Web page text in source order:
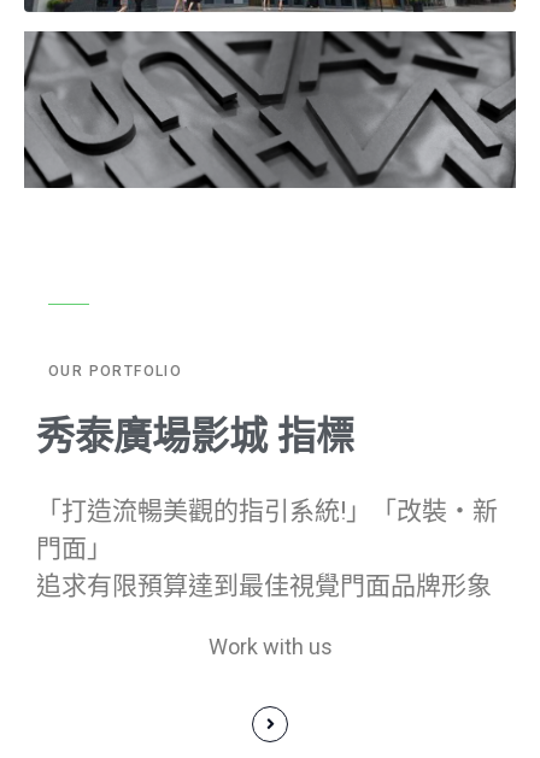
OUR PORTFOLIO
秀泰廣場影城 指標
「打造流暢美觀的指引系統!」「改裝‧新
門面」
追求有限預算達到最佳視覺門面品牌形象
Work with us